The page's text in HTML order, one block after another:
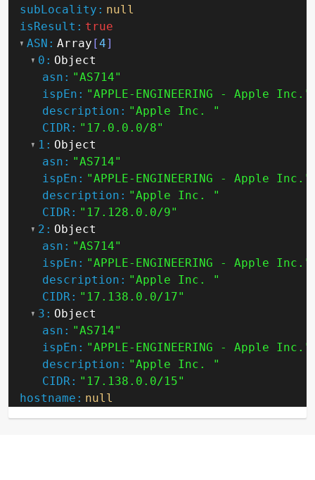
subLocality: null
isResult: true
ASN: Array [4]
0: Object
asn: "AS714"
ispEn: "APPLE-ENGINEERING - Apple Inc."
description: "Apple Inc. "
CIDR: "17.0.0.0/8"
1: Object
asn: "AS714"
ispEn: "APPLE-ENGINEERING - Apple Inc."
description: "Apple Inc. "
CIDR: "17.128.0.0/9"
2: Object
asn: "AS714"
ispEn: "APPLE-ENGINEERING - Apple Inc."
description: "Apple Inc. "
CIDR: "17.138.0.0/17"
3: Object
asn: "AS714"
ispEn: "APPLE-ENGINEERING - Apple Inc."
description: "Apple Inc. "
CIDR: "17.138.0.0/15"
hostname: null